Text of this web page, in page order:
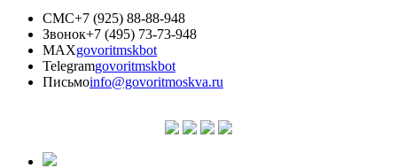
СМС+7 (925) 88-88-948
Звонок+7 (495) 73-73-948
MAXgovoritmskbot
Telegramgovoritmskbot
Письмоinfo@govoritmoskva.ru